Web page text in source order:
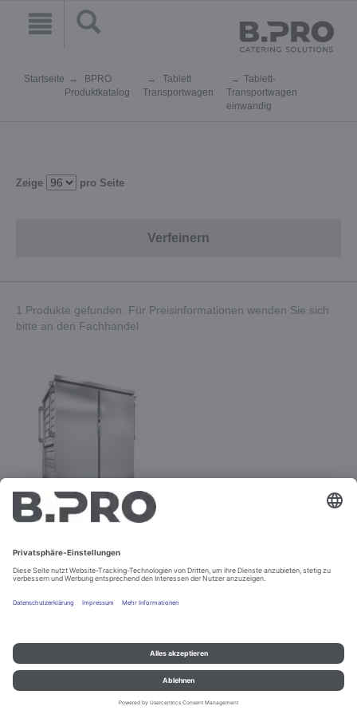
Startseite
BPRO
Produktkatalog
Tablett
Transportwagen
Tablett-
Transportwagen
einwandig
Zeige pro Seite
Verfeinern
1 Produkte gefunden. Für Preisinformationen wenden Sie sich
bitte an den Fachhandel
Best.-Nr. 575564
Impressum und Datenschutz Kontakt
Rechtliche Hinweise
© B.PRO Catering Solutions 2022